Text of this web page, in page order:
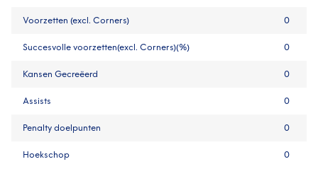
Voorzetten (excl. Corners) 0
Succesvolle voorzetten(excl. Corners)(%) 0
Kansen Gecreëerd 0
Assists 0
Penalty doelpunten 0
Hoekschop 0